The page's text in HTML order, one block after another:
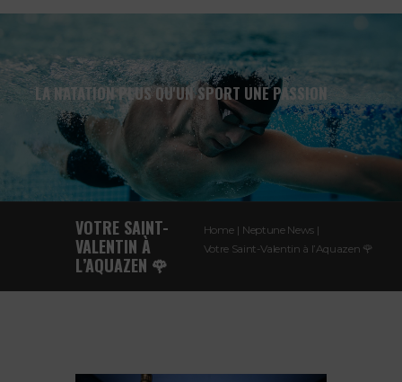
LA NATATION PLUS QU'UN SPORT UNE PASSION
VOTRE SAINT-
VALENTIN À
L’AQUAZEN 🌹
Home
Neptune News
Votre Saint-Valentin à l’Aquazen 🌹